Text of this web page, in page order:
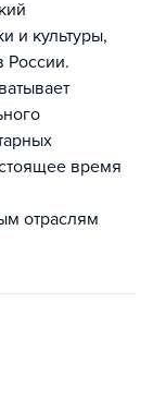
и культуры,
России.
время
отраслям